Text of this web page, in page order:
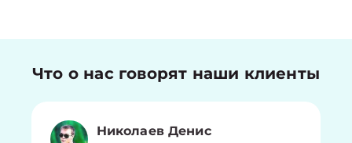
Что о нас говорят наши клиенты
Николаев Денис